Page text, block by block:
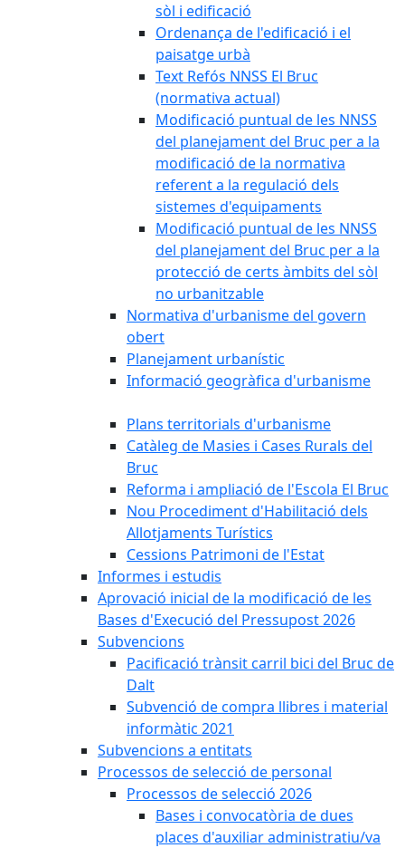
sòl i edificació
Ordenança de l'edificació i el
paisatge urbà
Text Refós NNSS El Bruc
(normativa actual)
Modificació puntual de les NNSS
del planejament del Bruc per a la
modificació de la normativa
referent a la regulació dels
sistemes d'equipaments
Modificació puntual de les NNSS
del planejament del Bruc per a la
protecció de certs àmbits del sòl
no urbanitzable
Normativa d'urbanisme del govern
obert
Planejament urbanístic
Informació geogràfica d'urbanisme
Plans territorials d'urbanisme
Catàleg de Masies i Cases Rurals del
Bruc
Reforma i ampliació de l'Escola El Bruc
Nou Procediment d'Habilitació dels
Allotjaments Turístics
Cessions Patrimoni de l'Estat
Informes i estudis
Aprovació inicial de la modificació de les
Bases d'Execució del Pressupost 2026
Subvencions
Pacificació trànsit carril bici del Bruc de
Dalt
Subvenció de compra llibres i material
informàtic 2021
Subvencions a entitats
Processos de selecció de personal
Processos de selecció 2026
Bases i convocatòria de dues
places d'auxiliar administratiu/va